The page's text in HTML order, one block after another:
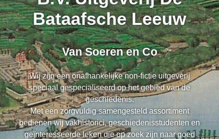
Bataafsche Leeuw
Van Soeren en Co
Wij zijn een onafhankelijke non-fictie uitgeverij
speciaal gespecialiseerd op het gebied van de
geschiedenis.
Met een zorgvuldig samengesteld assortiment
bedienen wij vakhistorici, geschiedenisstudenten en
geïnteresseerde leken die op zoek zijn naar goed